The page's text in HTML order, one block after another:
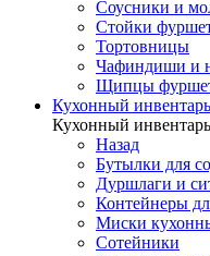
Соусники и
Стойки
Тортовницы
Чафиндиши и
Щипцы
Кухонный инвентарь
Кухонный инвентарь
Назад
Бутылки для
Дуршлаги и
Контейнеры
Миски
Сотейники